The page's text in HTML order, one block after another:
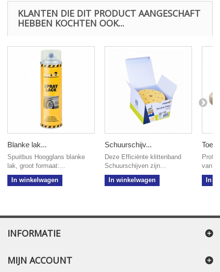
KLANTEN DIE DIT PRODUCT AANGESCHAFT
HEBBEN KOCHTEN OOK...
Blanke lak...
Spuitbus Hoogglans blanke
lak, groot formaat:...
In winkelwagen
Schuurschijv...
Deze Efficiënte klittenband
Schuurschijven zijn...
In winkelwagen
Toe
van
In
INFORMATIE
MIJN ACCOUNT